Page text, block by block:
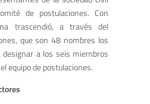
de postulaciones. Con
trascendió, a través del
que son 48 nombres los
a los seis miembros
equipo de postulaciones.